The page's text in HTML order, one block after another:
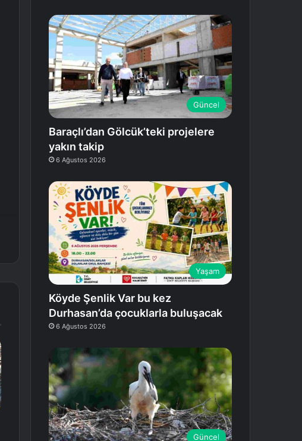
Güncel
Baraçlı’dan Gölcük’teki projelere
yakın takip
6 Ağustos 2026
Yaşam
Köyde Şenlik Var bu kez
Durhasan’da çocuklarla buluşacak
6 Ağustos 2026
Güncel